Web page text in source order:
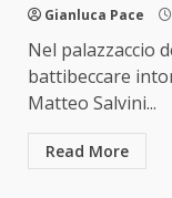
Gianluca Pace
Nel palazzaccio
battibeccare
Matteo Salvini...
Read More